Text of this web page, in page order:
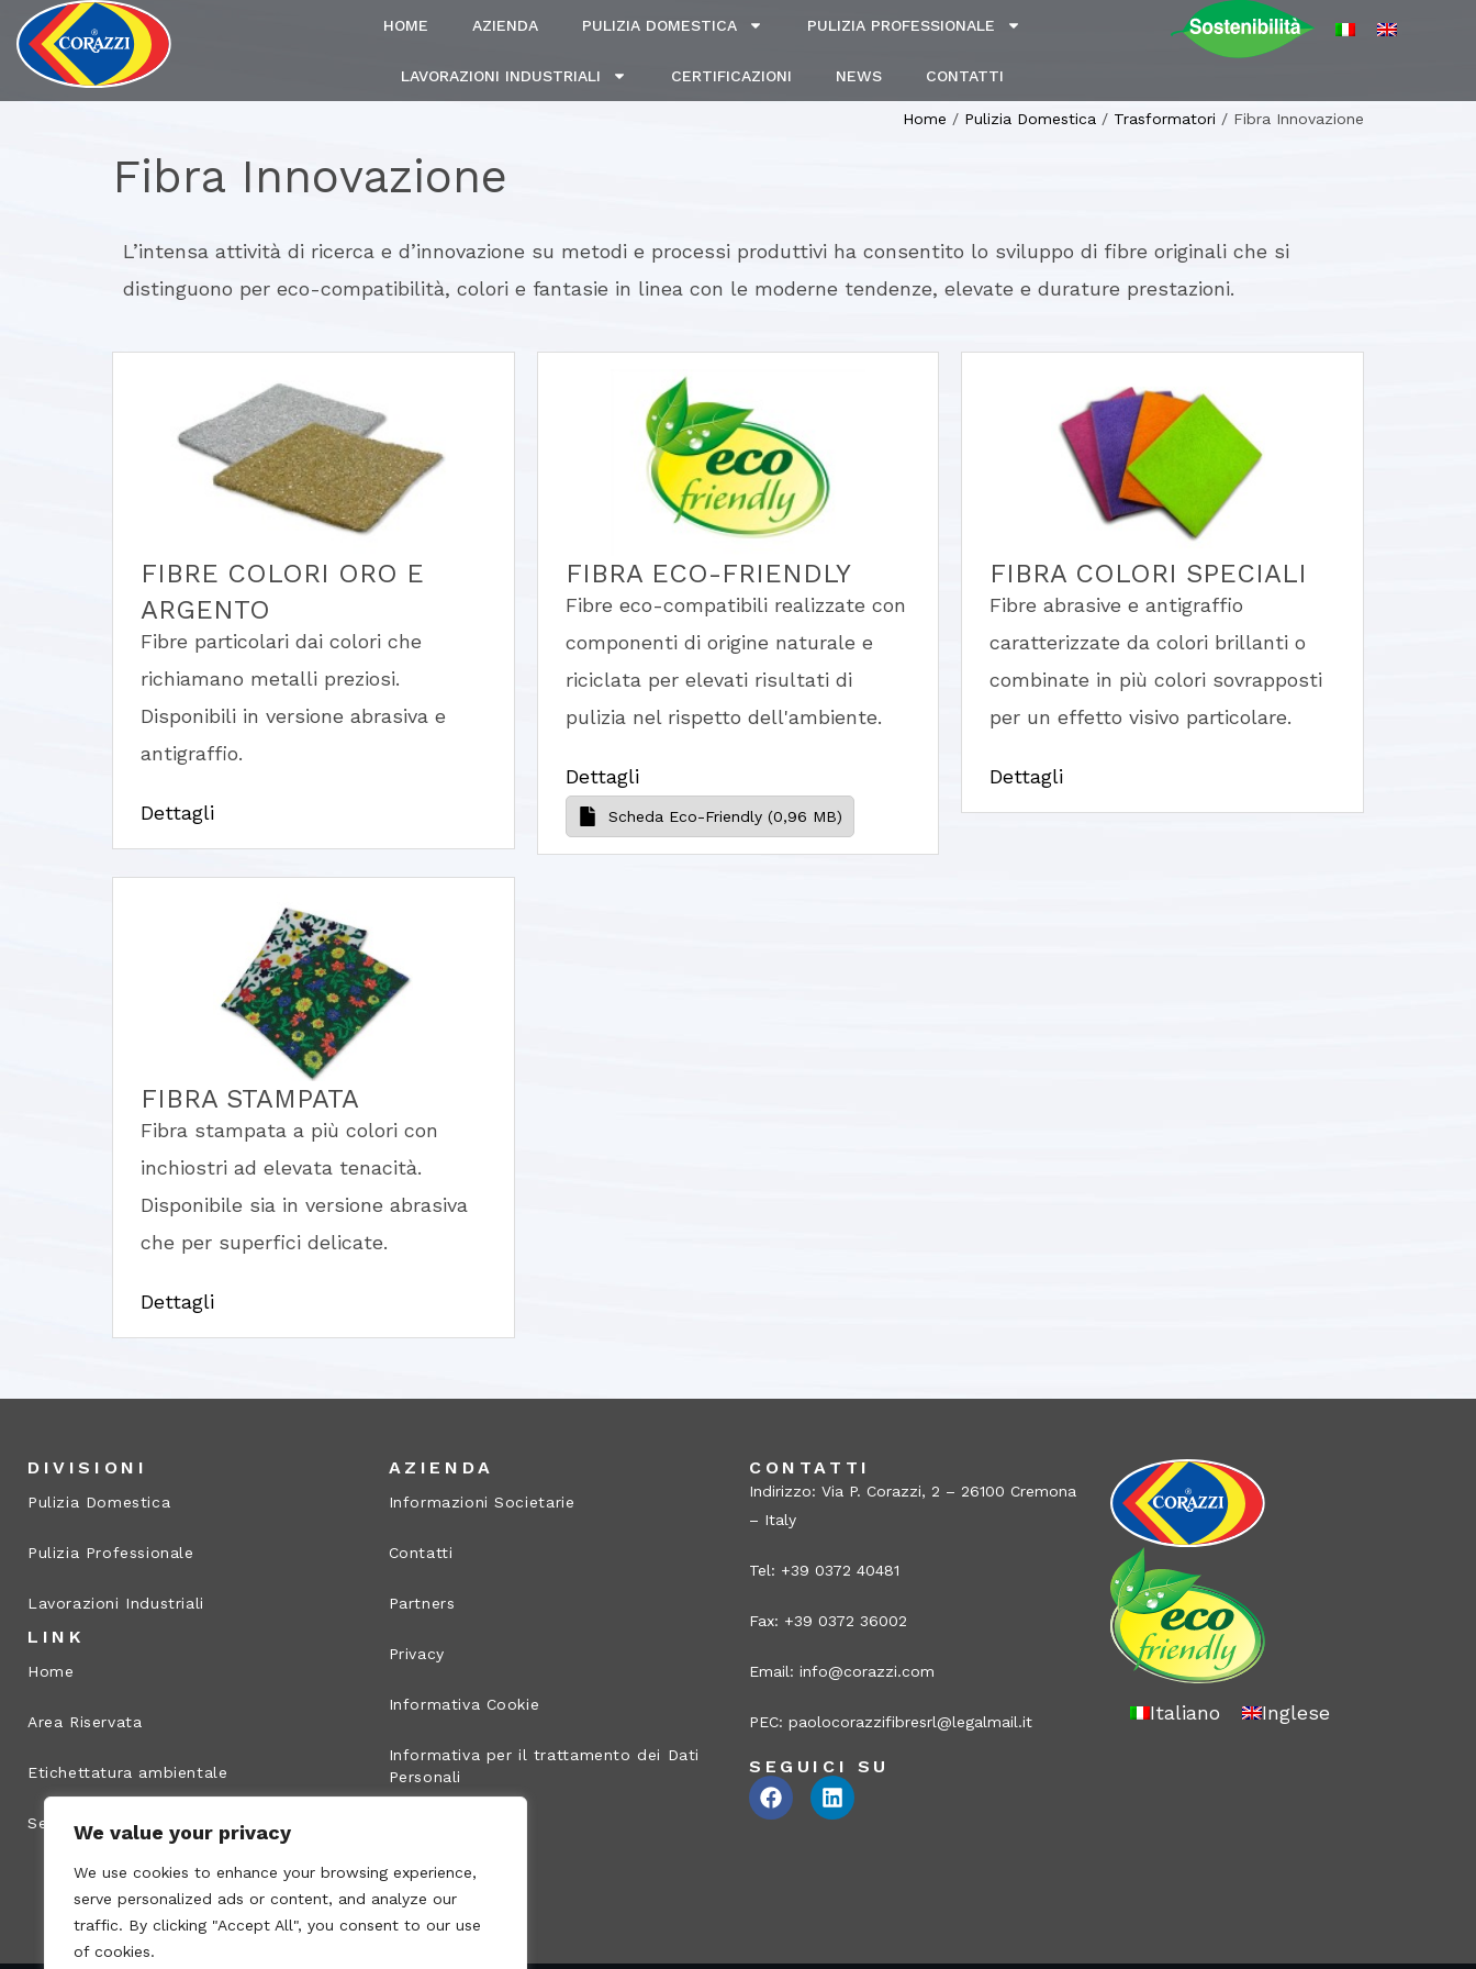
We value your privacy
We use cookies to enhance your browsing experience,
serve personalized ads or content, and analyze our
traffic. By clicking "Accept All", you consent to our use
of cookies.
HOME AZIENDA PULIZIA DOMESTICA PULIZIA PROFESSIONALE
LAVORAZIONI INDUSTRIALI CERTIFICAZIONI NEWS CONTATTI
Home / Pulizia Domestica / Trasformatori / Fibra Innovazione
Fibra Innovazione
L’intensa attività di ricerca e d’innovazione su metodi e processi produttivi ha consentito lo sviluppo di fibre originali che si
distinguono per eco-compatibilità, colori e fantasie in linea con le moderne tendenze, elevate e durature prestazioni.
FIBRE COLORI ORO E
ARGENTO
Fibre particolari dai colori che
richiamano metalli preziosi.
Disponibili in versione abrasiva e
antigraffio.
Dettagli
FIBRA ECO-FRIENDLY
Fibre eco-compatibili realizzate con
componenti di origine naturale e
riciclata per elevati risultati di
pulizia nel rispetto dell'ambiente.
Dettagli
Scheda Eco-Friendly (0,96 MB)
FIBRA COLORI SPECIALI
Fibre abrasive e antigraffio
caratterizzate da colori brillanti o
combinate in più colori sovrapposti
per un effetto visivo particolare.
Dettagli
FIBRA STAMPATA
Fibra stampata a più colori con
inchiostri ad elevata tenacità.
Disponibile sia in versione abrasiva
che per superfici delicate.
Dettagli
DIVISIONI
Pulizia Domestica
Pulizia Professionale
Lavorazioni Industriali
LINK
Home
Area Riservata
Etichettatura ambientale
Segnalazione illeciti
AZIENDA
Informazioni Societarie
Contatti
Partners
Privacy
Informativa Cookie
Informativa per il trattamento dei Dati
Personali
Mappa del sito
CONTATTI
Indirizzo: Via P. Corazzi, 2 – 26100 Cremona
– Italy
Tel: +39 0372 40481
Fax: +39 0372 36002
Email: info@corazzi.com
PEC: paolocorazzifibresrl@legalmail.it
SEGUICI SU
Italiano Inglese